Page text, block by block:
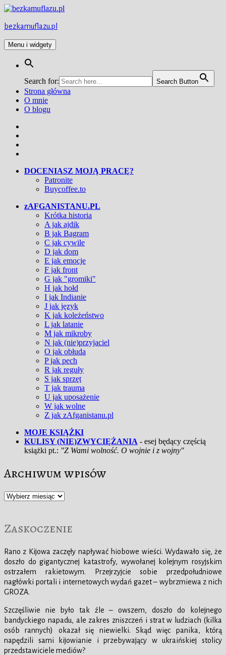
Przejdź
treści
bezkamuflazu.pl
Menu i widgety
Search for: Search Button
Strona główna
O mnie
O blogu
DOCENIASZ MOJĄ PRACĘ?
Patronite
Buycoffee.to
zAFGANISTANU.PL
Krótka historia
A jak ajdik
B jak Bagram
C jak cywile
D jak dom
E jak emocje
F jak front
G jak "gromiki"
H jak hołd
I jak Indianie
J jak język
K jak koleżeństwo
L jak latanie
M jak mikroby
N jak (nie)przyjaciel
O jak obłuda
P jak pech
R jak reguły
S jak sprzęt
T jak trauma
U jak uposażenie
W jak wolne
Z jak zAfganistanu.pl
MOJE KSIĄŻKI
KULISY (NIE)ZWYCIĘŻANIA - esej będący częścią
książki pt.: "Z Wami wolność. O wojnie i z wojny"
Archiwum wpisów
Archiwum
Zaskoczenie
Rano z Kijowa zaczęły napływać hiobowe wieści. Wydawało się, że
doszło do gigantycznej katastrofy, wywołanej kolejnym rosyjskim
ostrzałem rakietowym. Przejrzyjcie sobie przedpołudniowe
nagłówki portali i internetowych wydań gazet – wybrzmiewa z nich
GROZA.
Szczęśliwie nie było tak źle – owszem, doszło do kolejnego
bandyckiego napadu, ale zakres zniszczeń i strat w ludziach (kilka
osób rannych) okazał się niewielki. Skąd więc panika, którą
napędzili sami kijowianie i przebywający w ukraińskiej stolicy
przedstawiciele mediów?